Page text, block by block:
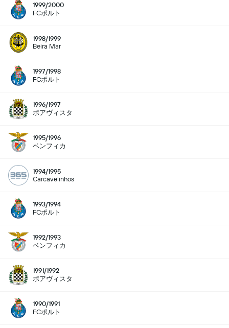
1999/2000
FCポルト
1998/1999
Beira Mar
1997/1998
FCポルト
1996/1997
ボアヴィスタ
1995/1996
ベンフィカ
1994/1995
Carcavelinhos
1993/1994
FCポルト
1992/1993
ベンフィカ
1991/1992
ボアヴィスタ
1990/1991
FCポルト